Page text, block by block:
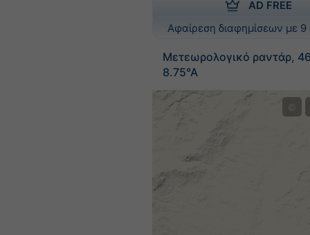
AD FREE
Αφαίρεση διαφημίσεων με 9
Μετεωρολογικό ραντάρ,
8.75°Α
©